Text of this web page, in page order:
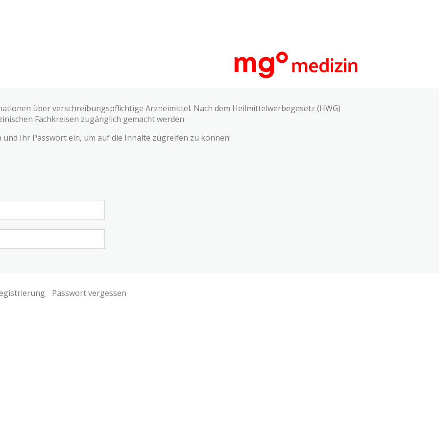
über verschreibungspflichtige Arzneimittel. Nach dem Heilmittelwerbegesetz (HWG)
Fachkreisen zugänglich gemacht werden.
Ihr Passwort ein, um auf die Inhalte zugreifen zu können:
Passwort vergessen